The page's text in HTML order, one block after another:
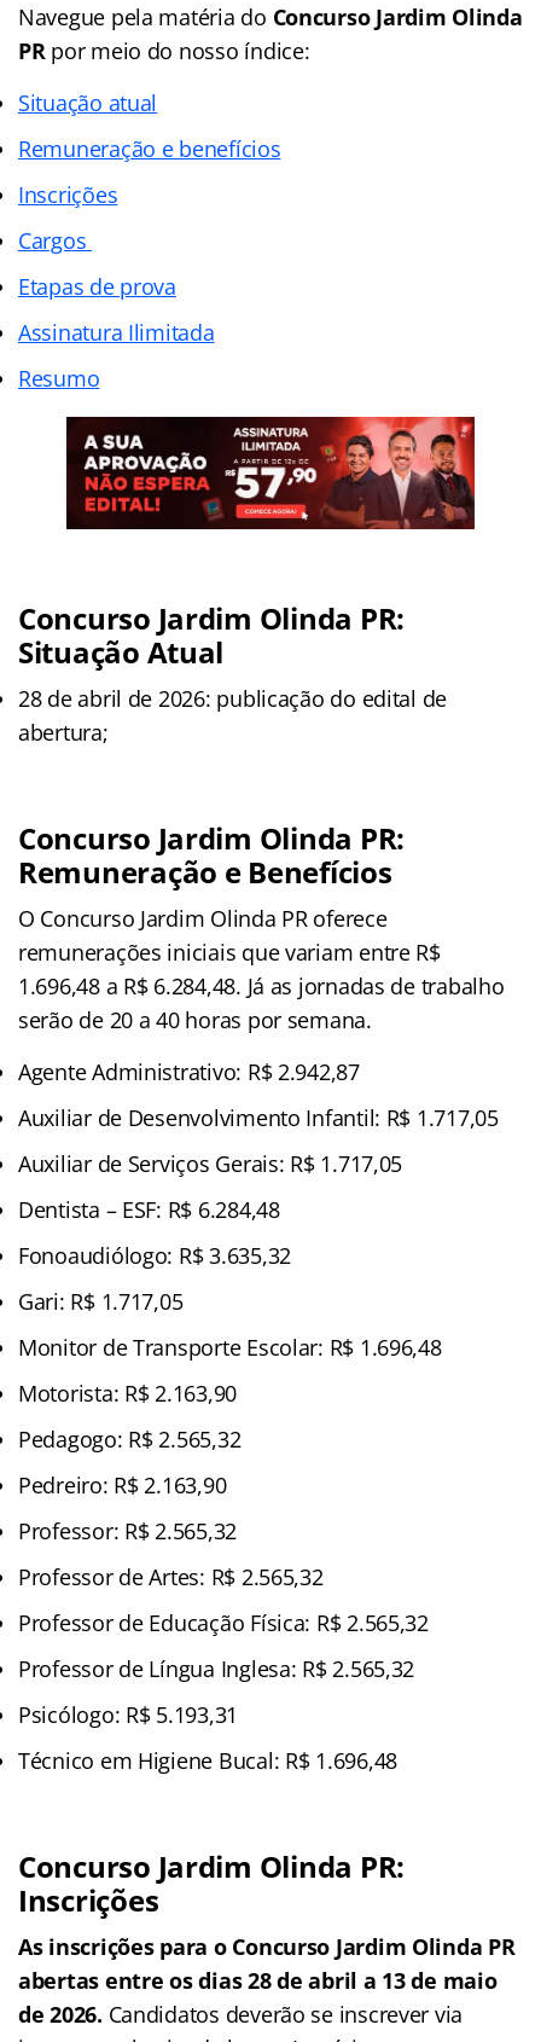
Navegue pela matéria do Concurso Jardim Olinda
PRpor meio do nosso índice:
Situação atual
Remuneração e benefícios
Inscrições
Cargos
Etapas de prova
Assinatura Ilimitada
Resumo
Concurso Jardim Olinda PR:
Situação Atual
28 de abril de 2026: publicação do edital de
abertura;
Concurso Jardim Olinda PR:
Remuneração e Benefícios
O Concurso Jardim Olinda PR oferece
remunerações iniciais que variam entre R$
1.696,48 a R$ 6.284,48. Já as jornadas de trabalho
serão de 20 a 40 horas por semana.
Agente Administrativo: R$ 2.942,87
Auxiliar de Desenvolvimento Infantil: R$ 1.717,05
Auxiliar de Serviços Gerais: R$ 1.717,05
Dentista – ESF: R$ 6.284,48
Fonoaudiólogo: R$ 3.635,32
Gari: R$ 1.717,05
Monitor de Transporte Escolar: R$ 1.696,48
Motorista: R$ 2.163,90
Pedagogo: R$ 2.565,32
Pedreiro: R$ 2.163,90
Professor: R$ 2.565,32
Professor de Artes: R$ 2.565,32
Professor de Educação Física: R$ 2.565,32
Professor de Língua Inglesa: R$ 2.565,32
Psicólogo: R$ 5.193,31
Técnico em Higiene Bucal: R$ 1.696,48
Concurso Jardim Olinda PR:
Inscrições
As inscrições para o Concurso Jardim Olinda PR
abertas entre os dias 28 de abril a 13 de maio
de 2026. Candidatos deverão se inscrever via